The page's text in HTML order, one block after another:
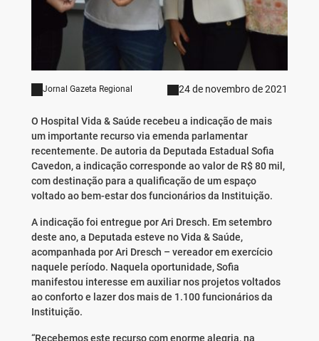
Jornal Gazeta Regional 24 de novembro de 2021
O Hospital Vida & Saúde recebeu a indicação de mais
um importante recurso via emenda parlamentar
recentemente. De autoria da Deputada Estadual Sofia
Cavedon, a indicação corresponde ao valor de R$ 80 mil,
com destinação para a qualificação de um espaço
voltado ao bem-estar dos funcionários da Instituição.
A indicação foi entregue por Ari Dresch. Em setembro
deste ano, a Deputada esteve no Vida & Saúde,
acompanhada por Ari Dresch – vereador em exercício
naquele período. Naquela oportunidade, Sofia
manifestou interesse em auxiliar nos projetos voltados
ao conforto e lazer dos mais de 1.100 funcionários da
Instituição.
“Recebemos este recurso com enorme alegria, na